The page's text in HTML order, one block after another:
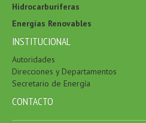
Hidrocarburíferas
Energías Renovables
INSTITUCIONAL
Autoridades
Direcciones y Departamentos
Secretario de Energía
CONTACTO